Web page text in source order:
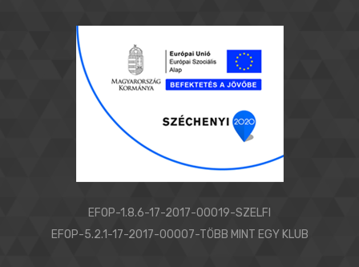
EFOP-1.8.6-17-2017-00019-SZELFI
EFOP-5.2.1-17-2017-00007-TÖBB MINT EGY KLUB